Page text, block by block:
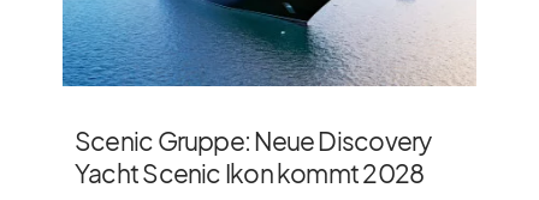
Scenic Gruppe: Neue Discovery
Yacht Scenic Ikon kommt 2028